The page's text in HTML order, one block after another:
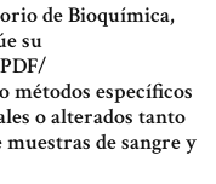
de Bioquímica,
su
específicos
o alterados tanto
de sangre y